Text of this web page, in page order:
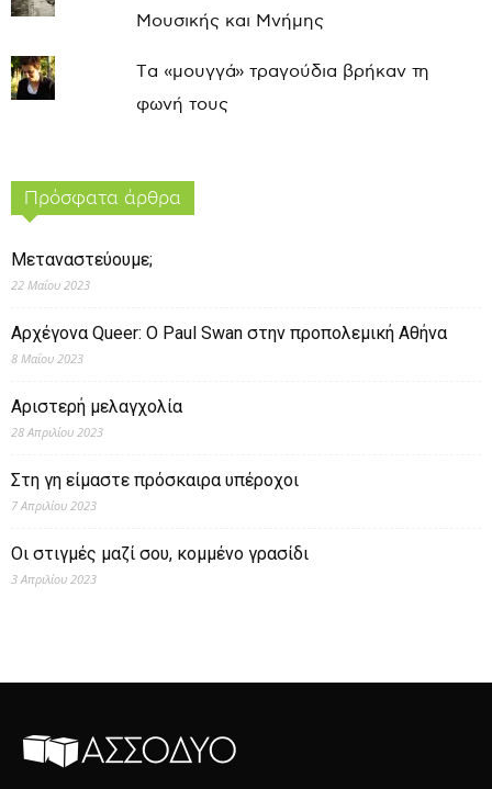
Μουσικής και Μνήμης
Τα «μουγγά» τραγούδια βρήκαν τη
φωνή τους
Πρόσφατα άρθρα
Μεταναστεύουμε;
22 Μαΐου 2023
Αρχέγονα Queer: O Paul Swan στην προπολεμική Αθήνα
8 Μαΐου 2023
Αριστερή μελαγχολία
28 Απριλίου 2023
Στη γη είμαστε πρόσκαιρα υπέροχοι
7 Απριλίου 2023
Οι στιγμές μαζί σου, κομμένο γρασίδι
3 Απριλίου 2023